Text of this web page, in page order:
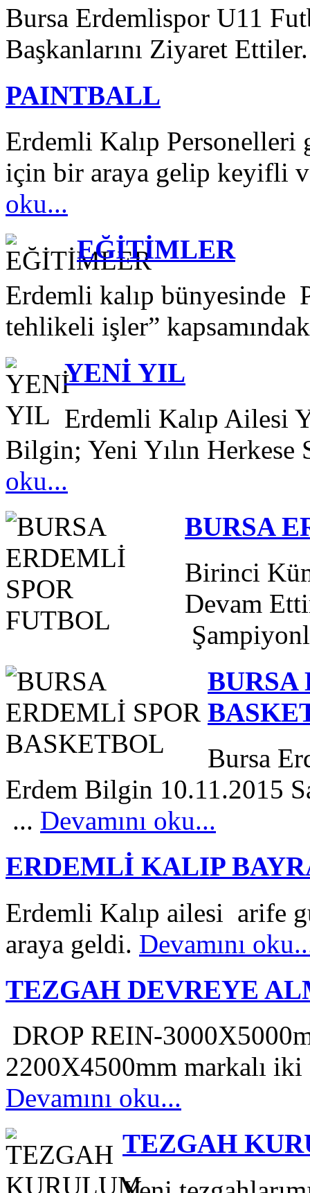
Bursa Erdemlispor U11
Başkanlarını Ziyaret
PAINTBALL
Erdemli Kalıp Personelleri
için bir araya gelip keyifli
oku...
EĞİTİMLER
Erdemli kalıp bünyesinde
tehlikeli işler”
YENİ YIL
Erdemli Kalıp Ailesi
Bilgin; Yeni Yılın
oku...
BURSA
Birinci
Devam
BURSA
Bursa
Erdem Bilgin 10.11.2015
... Devamını oku...
ERDEMLİ KALIP
Erdemli Kalıp ailesi arife
araya geldi. Devamını
TEZGAH DEVREYE
DROP REIN-
2200X4500mm markalı iki
Devamını oku...
TEZGAH